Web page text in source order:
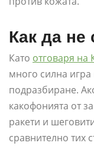
Как да не
Като отговаря на
много силна
подразбиране.
какофонията от
ракети и
сравнително тих